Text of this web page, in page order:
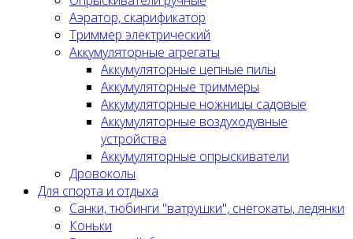
Аэратор, скарификатор
Триммер электрический
Аккумуляторные агрегаты
Аккумуляторные цепные пилы
Аккумуляторные триммеры
Аккумуляторные ножницы садовые
Аккумуляторные воздуходувные
устройства
Аккумуляторные опрыскиватели
Дровоколы
Для спорта и отдыха
Санки, тюбинги "ватрушки", снегокаты, ледянки
Коньки